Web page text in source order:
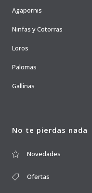
Agapornis
Ninfas y Cotorras
Loros
Palomas
Gallinas
No te pierdas nada
Novedades
Ofertas